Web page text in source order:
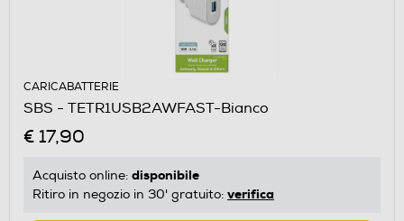
CARICABATTERIE
SBS - TETR1USB2AWFAST-Bianco
€ 17,90
Acquisto online: disponibile
Ritiro in negozio in 30' gratuito: verifica